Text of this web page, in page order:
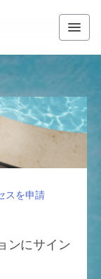
スを申請
ンにサイン